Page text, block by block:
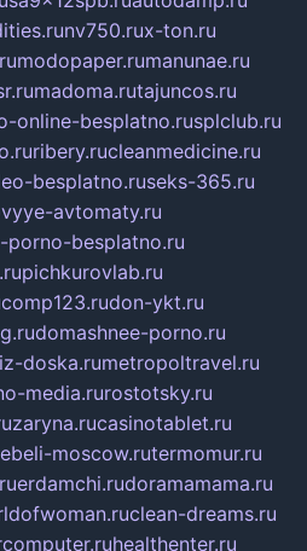
nv750.rux-ton.ru
modopaper.rumanunae.ru
madoma.rutajuncos.ru
online-besplatno.rusplclub.ru
ribery.rucleanmedicine.ru
besplatno.ruseks-365.ru
avtomaty.ru
porno-besplatno.ru
pichkurovlab.ru
comp123.rudon-ykt.ru
domashnee-porno.ru
doska.rumetropoltravel.ru
media.rurostotsky.ru
zaryna.rucasinotablet.ru
moscow.rutermomur.ru
erdamchi.rudoramamama.ru
clean-dreams.ru
healthenter.ru